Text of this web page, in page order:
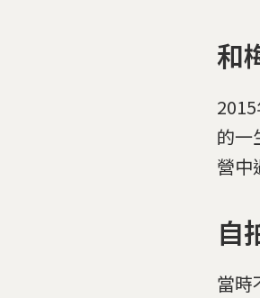
和
的一
營中
自
當時